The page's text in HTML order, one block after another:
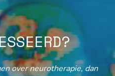
over neurotherapie, dan